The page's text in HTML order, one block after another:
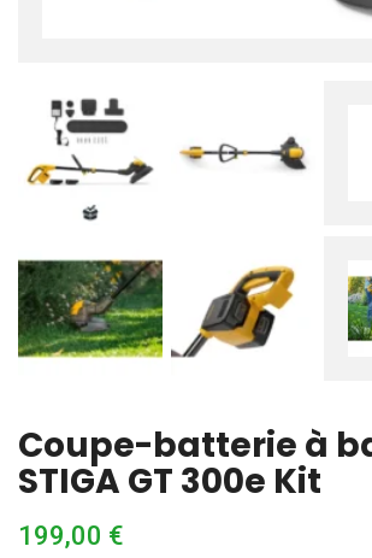
Coupe-batterie à
STIGA GT 300e Kit
199,00 €